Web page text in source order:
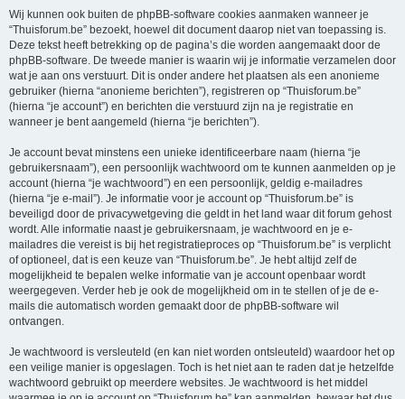
Wij kunnen ook buiten de phpBB-software cookies aanmaken wanneer je
“Thuisforum.be” bezoekt, hoewel dit document daarop niet van toepassing is.
Deze tekst heeft betrekking op de pagina’s die worden aangemaakt door de
phpBB-software. De tweede manier is waarin wij je informatie verzamelen door
wat je aan ons verstuurt. Dit is onder andere het plaatsen als een anonieme
gebruiker (hierna “anonieme berichten”), registreren op “Thuisforum.be”
(hierna “je account”) en berichten die verstuurd zijn na je registratie en
wanneer je bent aangemeld (hierna “je berichten”).
Je account bevat minstens een unieke identificeerbare naam (hierna “je
gebruikersnaam”), een persoonlijk wachtwoord om te kunnen aanmelden op je
account (hierna “je wachtwoord”) en een persoonlijk, geldig e-mailadres
(hierna “je e-mail”). Je informatie voor je account op “Thuisforum.be” is
beveiligd door de privacywetgeving die geldt in het land waar dit forum gehost
wordt. Alle informatie naast je gebruikersnaam, je wachtwoord en je e-
mailadres die vereist is bij het registratieproces op “Thuisforum.be” is verplicht
of optioneel, dat is een keuze van “Thuisforum.be”. Je hebt altijd zelf de
mogelijkheid te bepalen welke informatie van je account openbaar wordt
weergegeven. Verder heb je ook de mogelijkheid om in te stellen of je de e-
mails die automatisch worden gemaakt door de phpBB-software wil
ontvangen.
Je wachtwoord is versleuteld (en kan niet worden ontsleuteld) waardoor het op
een veilige manier is opgeslagen. Toch is het niet aan te raden dat je hetzelfde
wachtwoord gebruikt op meerdere websites. Je wachtwoord is het middel